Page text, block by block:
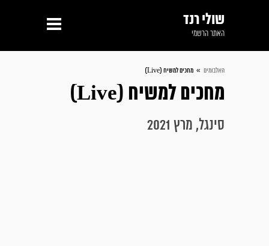
שולי רנד
האתר הרשמי
האלבומים » מחכים למשיח (Live)
מחכים למשיח (Live)
סינגל, מרץ 2021